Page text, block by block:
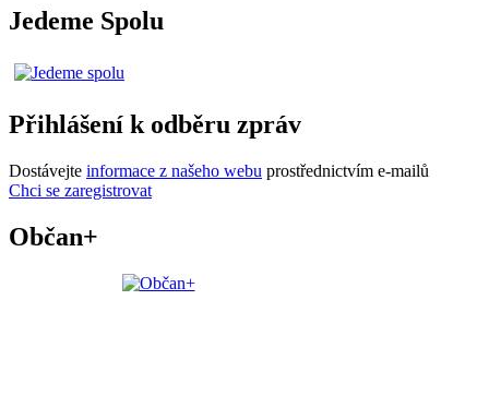
Jedeme Spolu
Přihlášení k odběru zpráv
Dostávejte informace z našeho webu prostřednictvím e-mailů
Chci se zaregistrovat
Občan+